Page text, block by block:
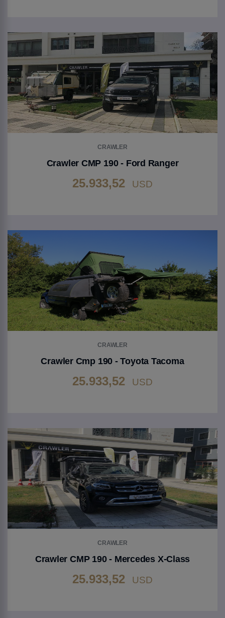
CRAWLER
Crawler CMP 190 - Ford Ranger
25.933,52 USD
CRAWLER
Crawler Cmp 190 - Toyota Tacoma
25.933,52 USD
CRAWLER
Crawler CMP 190 - Mercedes X-Class
25.933,52 USD